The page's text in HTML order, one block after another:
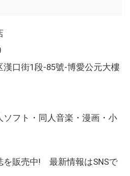
街1段-85號-博愛公元大樓
フト・同人音楽・漫画・小
を販売中! 最新情報はSNSで